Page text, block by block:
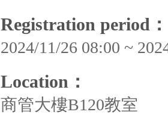
Registration period：
2024/11/26 08:00 ~
Location：
商管大樓B120教室